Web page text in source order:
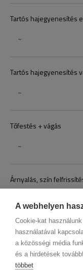
A webhelyen
Cookie-kat
használatával
a közösségi média
és a hirdetések
többet
Tartós hajegyenesítés
~
Tartós hajegyenesítés
~
Tőfestés + vágás
~
Árnyalás, szín